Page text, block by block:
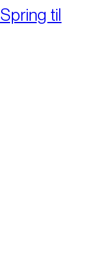
Spring til